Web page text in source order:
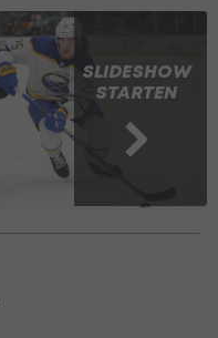
SLIDESHOW
STARTEN